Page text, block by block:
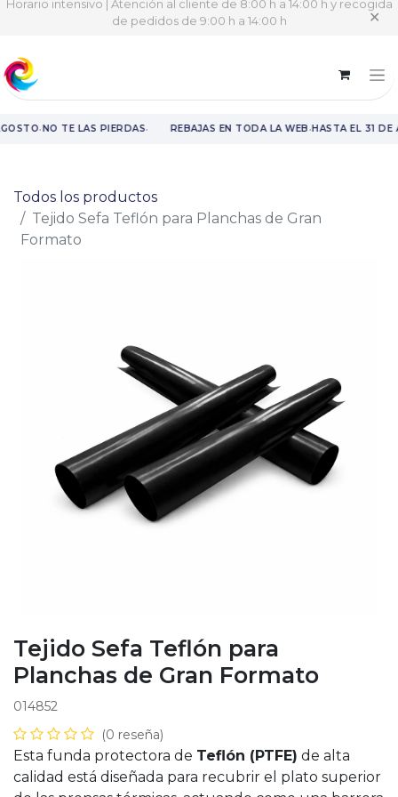
Horario intensivo | Atención al cliente de 8:00 h a 14:00 h y recogida
de pedidos de 9:00 h a 14:00 h
✕
·NO TE LAS PIERDAS· REBAJAS EN TODA LA WEB·HASTA EL 31 DE
Todos los productos
Tejido Sefa Teflón para Planchas de Gran
Formato
Tejido Sefa Teflón para
Planchas de Gran Formato
014852
(0 reseña)
Esta funda protectora de Teflón (PTFE) de alta
calidad está diseñada para recubrir el plato superior